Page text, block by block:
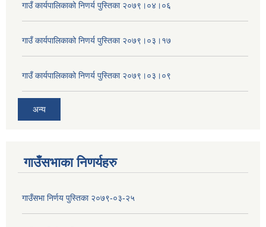
गाउँ कार्यपालिकाको निणर्य पुस्तिका २०७९।०४।०६
गाउँ कार्यपालिकाको निणर्य पुस्तिका २०७९।०३।१७
गाउँ कार्यपालिकाको निणर्य पुस्तिका २०७९।०३।०९
अन्य
गाउँसभाका निणर्यहरु
गाउँसभा निर्णय पुस्तिका २०७९-०३-२५